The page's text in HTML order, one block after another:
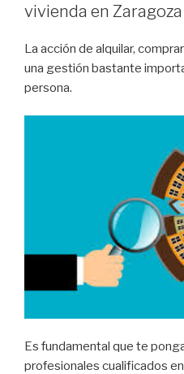
vivienda en Zaragoza
La acción de alquilar,
una gestión bastante
persona.
Es fundamental que te
profesionales cualificados